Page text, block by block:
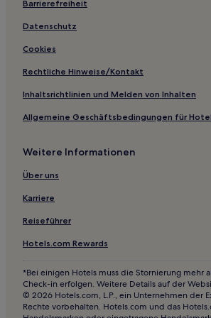
Hotels mit Weingut in Carmignano
Hotels mit Parkplatz in Carmignano
Hotels mit Parkplatz nahe Via Faenza
Hotels mit Pool in Pistoia
Familien in Campo di Marte
Hotels mit inbegriffenem Frühstück
Hotels mit Shoppingmöglichkeit nahe
Hotels mit Thermalbad in Toskana
Luxus in Toskana
Hotels mit Weingut in Toskana
Golf in Toskana
Barrierefreiheit
Datenschutz
Cookies
Rechtliche Hinweise/Kontakt
Inhaltsrichtlinien und Melden von Inhalten
Allgemeine Geschäftsbedingungen für
Weitere Informationen
Über uns
Karriere
Reiseführer
Hotels.com Rewards
*Bei einigen Hotels muss die Stornierung mehr
Check-in erfolgen. Weitere Details auf der
© 2026 Hotels.com, L.P., ein Unternehmen der
Rechte vorbehalten. Hotels.com und das